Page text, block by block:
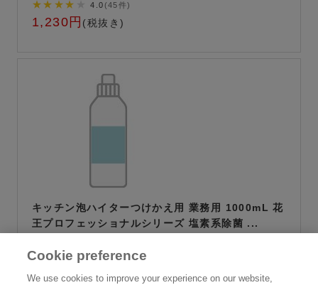
★★★★
4.0 (45件)
1,230円 (税抜き)
キッチン泡ハイターつけかえ用 業務用 1000mL 花
王プロフェッショナルシリーズ 塩素系除菌 ...
480円(税抜き)
Cookie preference
We use cookies to improve your experience on our website,